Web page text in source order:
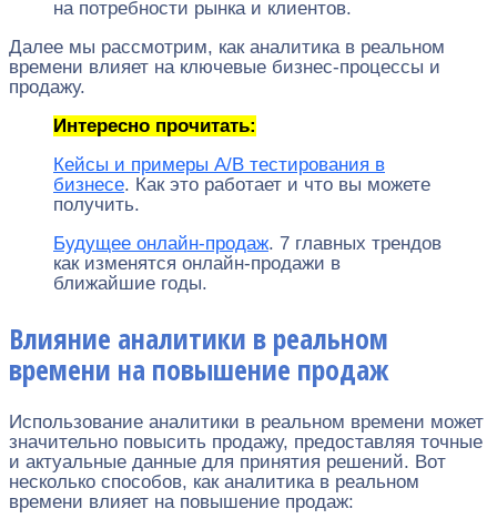
на потребности рынка и клиентов.
Далее мы рассмотрим, как аналитика в реальном
времени влияет на ключевые бизнес-процессы и
продажу.
Интересно прочитать:
Кейсы и примеры A/B тестирования в
бизнесе. Как это работает и что вы можете
получить.
Будущее онлайн-продаж. 7 главных трендов
как изменятся онлайн-продажи в
ближайшие годы.
Влияние аналитики в реальном
времени на повышение продаж
Использование аналитики в реальном времени может
значительно повысить продажу, предоставляя точные
и актуальные данные для принятия решений. Вот
несколько способов, как аналитика в реальном
времени влияет на повышение продаж: